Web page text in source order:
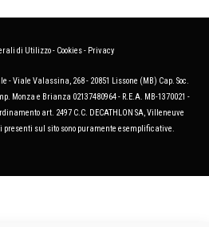
di Utilizzo- Cookies- Privacy
- Viale Valassina, 268 - 20851 Lissone (MB) Cap. Soc.
Monza e Brianza 02137480964 - R.E.A. MB-1370021 -
art. 2497 C.C. DECATHLON SA, Villeneuve
presenti sul sito sono puramente esemplificative.